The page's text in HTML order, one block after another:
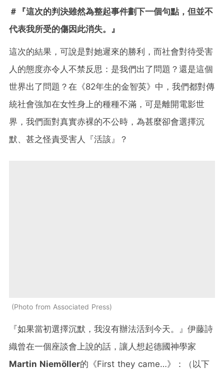
＃『這次的判決雖然為整起事件劃下一個句點，但並不
代表我所受的傷因此消失。』
這次的結果，可說是對她遲來的勝利，而社會對待受害
人的態度亦令人不禁反思：是我們出了問題？還是這個
世界出了問題？在《82年生的金智英》中，我們都對傳
統社會強加在女性身上的種種不滿，可是離開電影世
界，我們面對真實赤裸的不公時，為甚麼卻會選擇沉
默、甚之怪責受害人『活該』？
Photo from Associated Press
『如果當初選擇沉默，我沒有辦法活到今天。』伊藤詩
織曾在一個座談會上說的話，讓人想起德國神學家
Martin Niemöller的《First they came…》：（以下